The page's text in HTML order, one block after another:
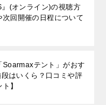
(オンライン)の視聴方
回開催の日程について
Soarmaxテント」がおす
はいくら？口コミや評
】